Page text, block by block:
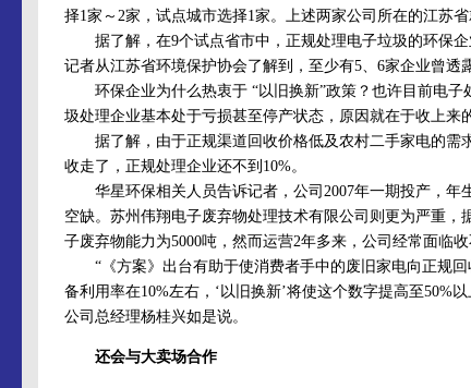
择1家～2家，试点城市选择1家。上述两家公司所在的江苏
据了解，在9个试点省市中，正规处理电子垃圾的环保企
记者从江苏省环境保护协会了解到，至少有5、6家企业曾透
环保企业为什么热衷于 “以旧换新”政策？也许目前电子
圾处理企业基本处于亏损甚至停产状态，原因就在于收上来
据了解，由于正规渠道回收价格低及农村二手家电的需
收走了，正规处理企业还不到10%。
华星环保相关人员告诉记者，公司2007年一期投产，年
空缺。苏州伟翔电子废弃物处理技术有限公司则更为严重
子废弃物能力为5000吨，然而运营2年多来，公司经常面临
“《方案》出台有助于使消费者手中的废旧家电向正规回
备利用率在10%左右，‘以旧换新’将使这个数字提高至50%
公司总经理杨桂兴如是说。
还会与大卖场合作